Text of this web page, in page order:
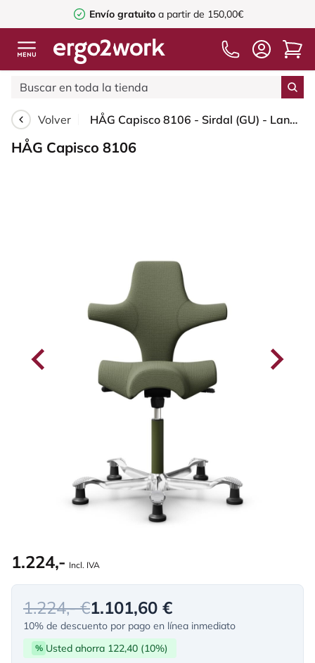
Envío gratuito a partir de 150,00€
Volver HÅG Capisco 8106 - Sirdal (GU) - Lana - SRD960 - Green - Moss Grey - 265 mm (seat height 53-79cm) - Glides
HÅG Capisco 8106
1.224,- Incl. IVA
1.224,- €1.101,60 €
10% de descuento por pago en línea inmediato
% Usted ahorra 122,40 (10%)